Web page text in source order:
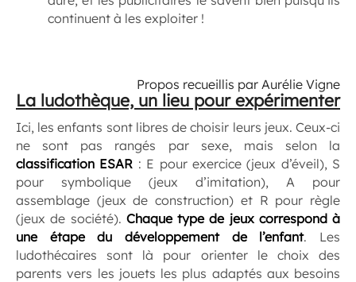
continuent à les exploiter !
Propos recueillis par Aurélie Vigne
La ludothèque, un lieu pour expérimenter
Ici, les enfants sont libres de choisir leurs jeux. Ceux-ci
ne sont pas rangés par sexe, mais selon la
classification ESAR : E pour exercice (jeux d’éveil), S
pour symbolique (jeux d’imitation), A pour
assemblage (jeux de construction) et R pour règle
(jeux de société). Chaque type de jeux correspond à
une étape du développement de l’enfant. Les
ludothécaires sont là pour orienter le choix des
parents vers les jouets les plus adaptés aux besoins